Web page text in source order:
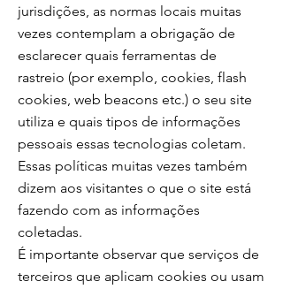
jurisdições, as normas locais muitas
vezes contemplam a obrigação de
esclarecer quais ferramentas de
rastreio (por exemplo, cookies, flash
cookies, web beacons etc.) o seu site
utiliza e quais tipos de informações
pessoais essas tecnologias coletam.
Essas políticas muitas vezes também
dizem aos visitantes o que o site está
fazendo com as informações
coletadas.
É importante observar que serviços de
terceiros que aplicam cookies ou usam